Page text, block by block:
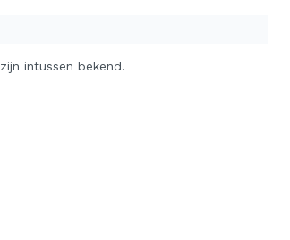
intussen bekend.